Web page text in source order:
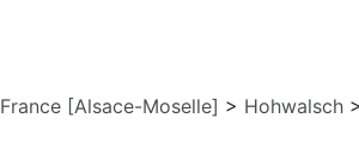
France [Alsace-Moselle] > Hohwalsch >